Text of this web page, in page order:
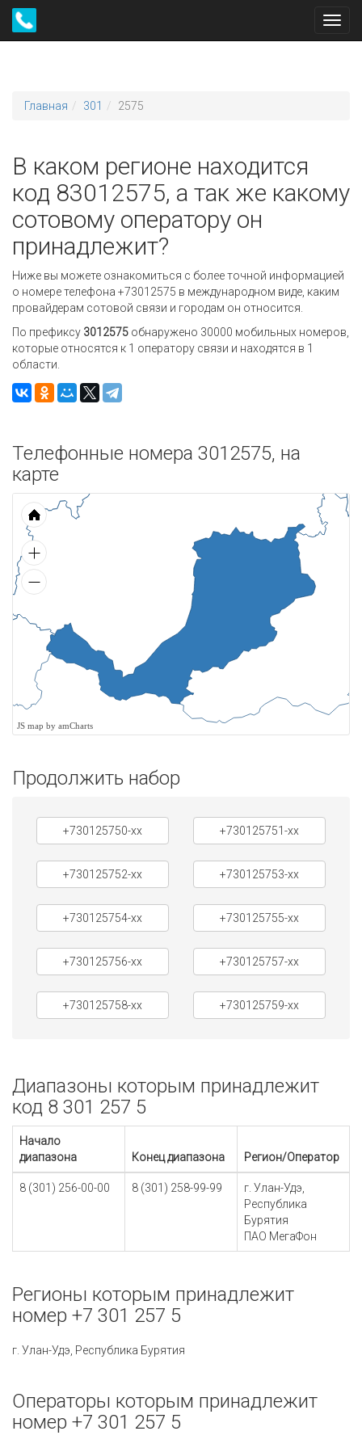
Главная 301 2575
В каком регионе находится
код 83012575, а так же какому
сотовому оператору он
принадлежит?
Ниже вы можете ознакомиться с более точной информацией
о номере телефона +73012575 в международном виде, каким
провайдерам сотовой связи и городам он относится.
По префиксу 3012575 обнаружено 30000 мобильных номеров,
которые относятся к 1 оператору связи и находятся в 1
области.
Телефонные номера 3012575, на
карте
JS map by amCharts
Продолжить набор
+730125750-xx +730125751-xx
+730125752-xx +730125753-xx
+730125754-xx +730125755-xx
+730125756-xx +730125757-xx
+730125758-xx +730125759-xx
Диапазоны которым принадлежит
код 8 301 257 5
Начало
диапазона
Конец диапазона Регион/Оператор
8 (301) 256-00-00 8 (301) 258-99-99
г. Улан-Удэ,
Республика
Бурятия
ПАО МегаФон
Регионы которым принадлежит
номер +7 301 257 5
г. Улан-Удэ, Республика Бурятия
Операторы которым принадлежит
номер +7 301 257 5